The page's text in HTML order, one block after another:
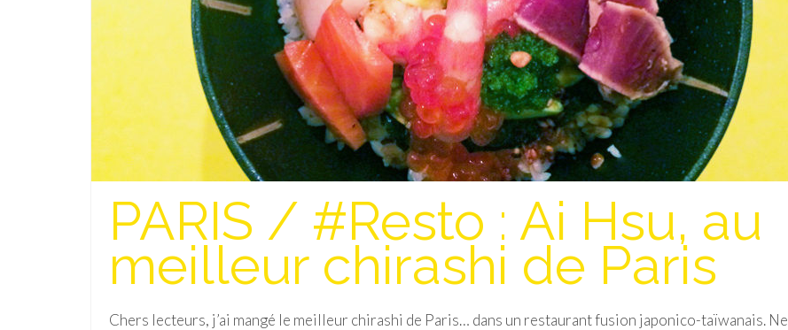
PARIS / #Resto : Ai Hsu, au
meilleur chirashi de Paris
Chers lecteurs, j’ai mangé le meilleur chirashi de Paris… dans un restaurant fusion japonico-taïwanais. Ne